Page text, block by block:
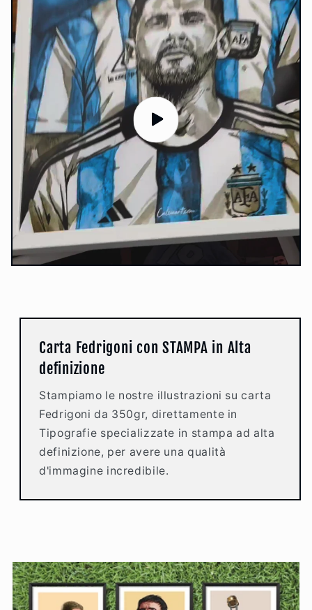
Carta Fedrigoni con STAMPA in Alta
definizione
Stampiamo le nostre illustrazioni su carta
Fedrigoni da 350gr, direttamente in
Tipografie specializzate in stampa ad alta
definizione, per avere una qualità
d'immagine incredibile.